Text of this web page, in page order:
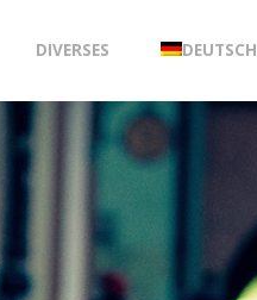
DIVERSES DEUTSCH